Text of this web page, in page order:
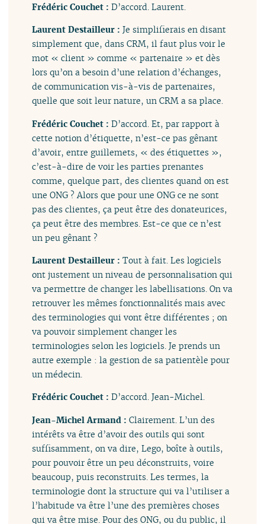
Frédéric Couchet :D’accord. Laurent.
Laurent Destailleur :Je simplifierais en disant
simplement que, dans CRM, il faut plus voir le
mot « client » comme « partenaire » et dès
lors qu’on a besoin d’une relation d’échanges,
de communication vis-à-vis de partenaires,
quelle que soit leur nature, un CRM a sa place.
Frédéric Couchet :D’accord. Et, par rapport à
cette notion d’étiquette, n’est-ce pas gênant
d’avoir, entre guillemets, « des étiquettes »,
c’est-à-dire de voir les parties prenantes
comme, quelque part, des clientes quand on est
une ONG ? Alors que pour une ONG ce ne sont
pas des clientes, ça peut être des donateurices,
ça peut être des membres. Est-ce que ce n’est
un peu gênant ?
Laurent Destailleur :Tout à fait. Les logiciels
ont justement un niveau de personnalisation qui
va permettre de changer les labellisations. On va
retrouver les mêmes fonctionnalités mais avec
des terminologies qui vont être différentes ; on
va pouvoir simplement changer les
terminologies selon les logiciels. Je prends un
autre exemple : la gestion de sa patientèle pour
un médecin.
Frédéric Couchet :D’accord. Jean-Michel.
Jean-Michel Armand :Clairement. L’un des
intérêts va être d’avoir des outils qui sont
suffisamment, on va dire, Lego, boîte à outils,
pour pouvoir être un peu déconstruits, voire
beaucoup, puis reconstruits. Les termes, la
terminologie dont la structure qui va l’utiliser a
l’habitude va être l’une des premières choses
qui va être mise. Pour des ONG, ou du public, il